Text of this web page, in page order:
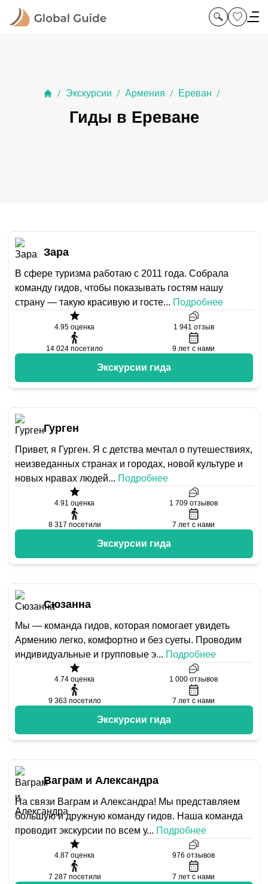
/ Экскурсии / Армения / Ереван /
Гиды в Ереване
Зара
В сфере туризма работаю с 2011 года. Собрала
команду гидов, чтобы показывать гостям нашу
страну — такую красивую и госте... Подробнее
4.95 оценка 1 941 отзыв
14 024 посетило 9 лет с нами
Экскурсии гида
Гурген
Привет, я Гурген. Я с детства мечтал о путешествиях,
неизведанных странах и городах, новой культуре и
новых нравах людей... Подробнее
4.91 оценка 1 709 отзывов
8 317 посетили 7 лет с нами
Экскурсии гида
Сюзанна
Мы — команда гидов, которая помогает увидеть
Армению легко, комфортно и без суеты. Проводим
индивидуальные и групповые э... Подробнее
4.74 оценка 1 000 отзывов
9 363 посетило 7 лет с нами
Экскурсии гида
Ваграм и Александра
На связи Ваграм и Александра! Мы представляем
большую и дружную команду гидов. Наша команда
проводит экскурсии по всем у... Подробнее
4.87 оценка 976 отзывов
7 287 посетили 7 лет с нами